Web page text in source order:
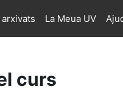
La Meua UV
curs